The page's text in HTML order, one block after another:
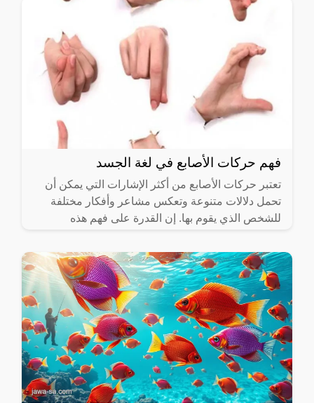
فهم حركات الأصابع في لغة الجسد
تعتبر حركات الأصابع من أكثر الإشارات التي يمكن أن
تحمل دلالات متنوعة وتعكس مشاعر وأفكار مختلفة
للشخص الذي يقوم بها. إن القدرة على فهم هذه